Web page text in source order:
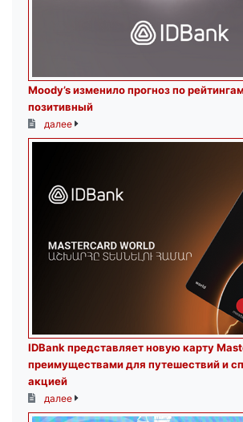
Moody’s изменило прогноз по
позитивный
далее
IDBank представляет новую карту
преимуществами для путешествий и
акцией
далее